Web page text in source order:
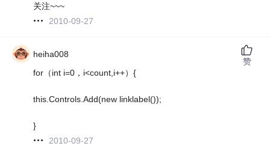
关注~~~
2010-09-27
heiha008
for（int i=0，i<count,i++）{
this.Controls.Add(new linklabel());
}
2010-09-27
赞